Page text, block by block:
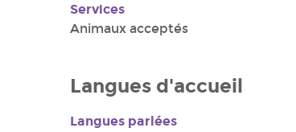
Services
Animaux acceptés
Langues d'accueil
Langues parlées